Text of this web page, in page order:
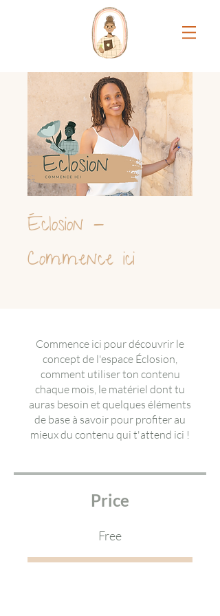
Éclosion -
Commence ici
Commence ici pour découvrir le
concept de l'espace Éclosion,
comment utiliser ton contenu
chaque mois, le matériel dont tu
auras besoin et quelques éléments
de base à savoir pour profiter au
mieux du contenu qui t'attend ici !
Price
Free